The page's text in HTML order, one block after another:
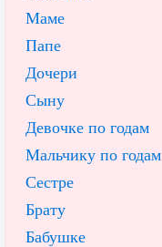
Маме
Папе
Дочери
Сыну
Девочке по годам
Мальчику по годам
Сестре
Брату
Бабушке